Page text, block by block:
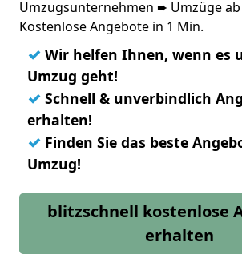
Umzugsunternehmen ➨ Umzüge ab
Kostenlose Angebote in 1 Min.
✓ Wir helfen Ihnen, wenn es
Umzug geht!
✓ Schnell & unverbindlich
erhalten!
✓ Finden Sie das beste
Umzug!
blitzschnell kostenlose
erhalten